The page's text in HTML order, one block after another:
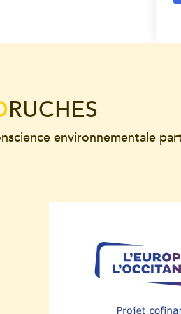
RUCHES
environnementale